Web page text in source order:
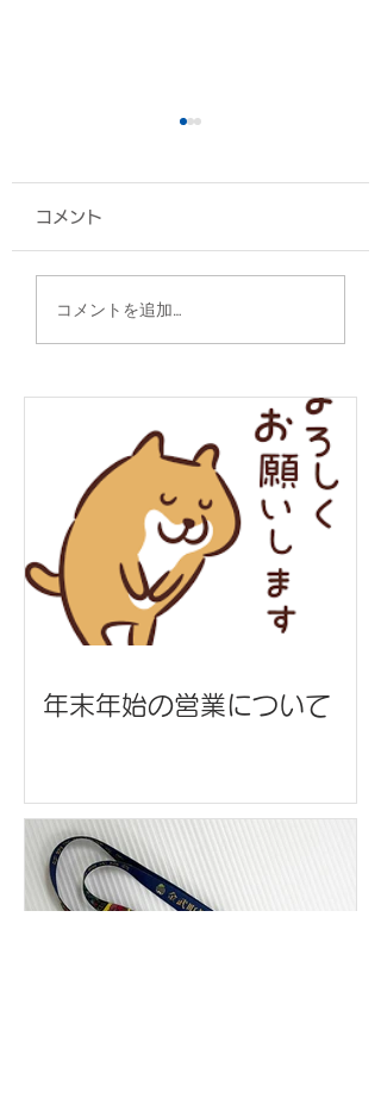
椅子カバー/エナジック
スポーツ高等学院 様
コメント
コメントを追加…
年末年始の営業について